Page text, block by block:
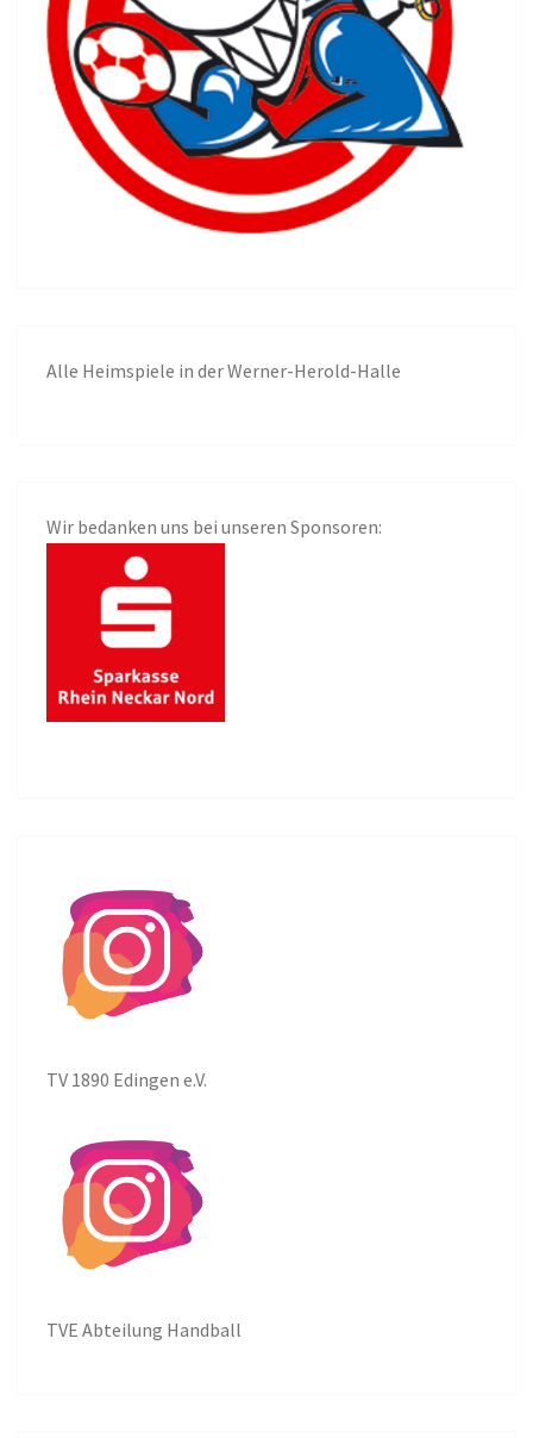
Alle Heimspiele in der Werner-Herold-Halle
Wir bedanken uns bei unseren Sponsoren:
TV 1890 Edingen e.V.
TVE Abteilung Handball